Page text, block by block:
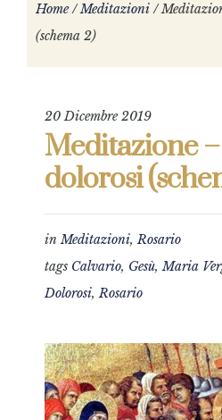
Home /Meditazioni /
(schema 2)
20 Dicembre 2019
Meditazione
dolorosi
inMeditazioni,Rosario
tags Calvario, Gesù,Maria
Dolorosi,Rosario